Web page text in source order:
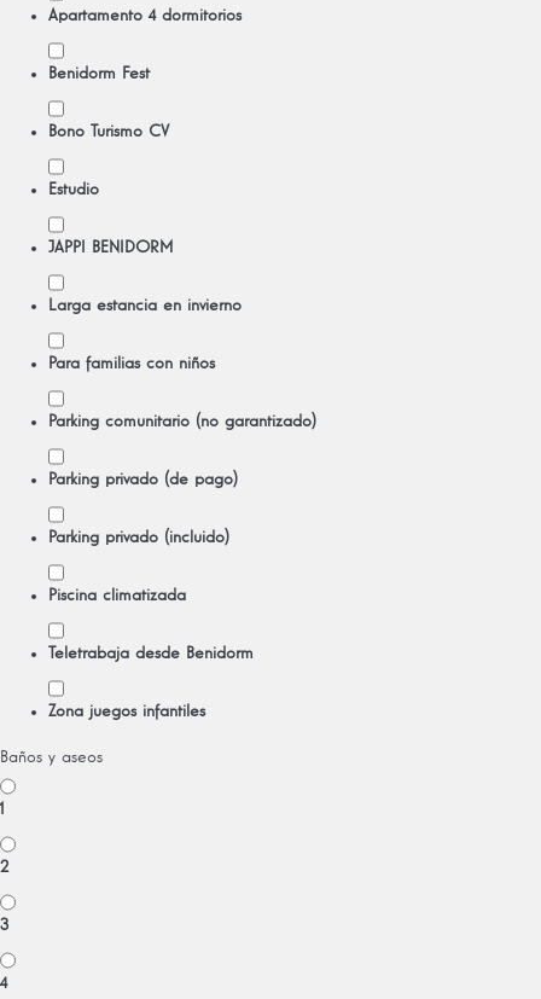
Apartamento 4 dormitorios
Benidorm Fest
Bono Turismo CV
Estudio
JAPPI BENIDORM
Larga estancia en invierno
Para familias con niños
Parking comunitario (no garantizado)
Parking privado (de pago)
Parking privado (incluido)
Piscina climatizada
Teletrabaja desde Benidorm
Zona juegos infantiles
Baños y aseos
1
2
3
4